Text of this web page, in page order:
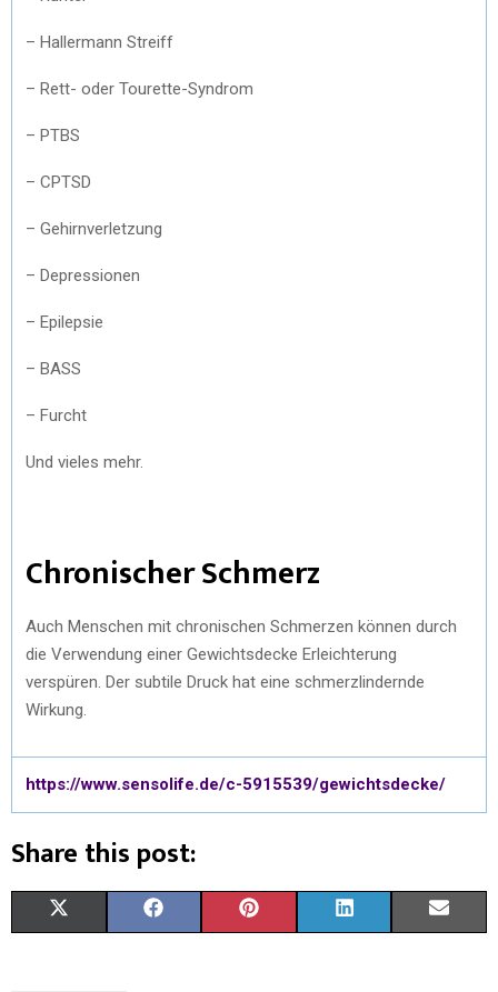
– Hallermann Streiff
– Rett- oder Tourette-Syndrom
– PTBS
– CPTSD
– Gehirnverletzung
– Depressionen
– Epilepsie
– BASS
– Furcht
Und vieles mehr.
Chronischer Schmerz
Auch Menschen mit chronischen Schmerzen können durch
die Verwendung einer Gewichtsdecke Erleichterung
verspüren. Der subtile Druck hat eine schmerzlindernde
Wirkung.
https://www.sensolife.de/c-5915539/gewichtsdecke/
Share this post: